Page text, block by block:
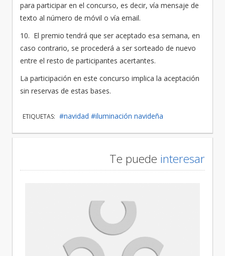
para participar en el concurso, es decir, vía mensaje de
texto al número de móvil o vía email.
10. El premio tendrá que ser aceptado esa semana, en
caso contrario, se procederá a ser sorteado de nuevo
entre el resto de participantes acertantes.
La participación en este concurso implica la aceptación
sin reservas de estas bases.
ETIQUETAS: #navidad #iluminación navideña
Te puede interesar